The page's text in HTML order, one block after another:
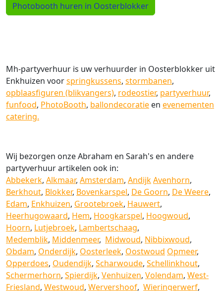
Photobooth huren in Oosterblokker
Mh-partyverhuur is uw verhuurder in Oosterblokker uit
Enkhuizen voorspringkussens, stormbanen,
opblaasfiguren (blikvangers), rodeostier, partyverhuur,
funfood, PhotoBooth, ballondecoratie en evenementen
catering.
Wij bezorgen onze Abraham en Sarah's en andere
partyverhuur artikelen ook in:
Abbekerk, Alkmaar, Amsterdam, AndijkAvenhorn,
Berkhout, Blokker, Bovenkarspel, De Goorn, De Weere,
Edam, Enkhuizen, Grootebroek, Hauwert,
Heerhugowaard, Hem, Hoogkarspel, Hoogwoud,
Hoorn, Lutjebroek, Lambertschaag,
Medemblik, Middenmeer, Midwoud, Nibbixwoud,
Obdam, Onderdijk, Oosterleek, Oostwoud Opmeer,
Opperdoes, Oudendijk, Scharwoude, Schellinkhout,
Schermerhorn, Spierdijk, Venhuizen, Volendam, West-
Friesland, Westwoud, Wervershoof, Wieringerwerf,